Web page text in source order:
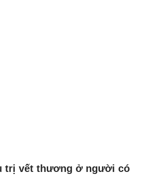
trị vết thương ở người có